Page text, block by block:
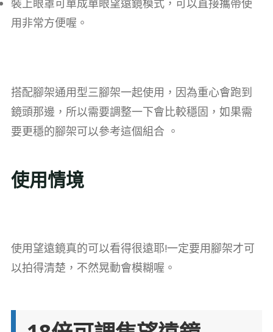
裝上眼罩可單成單眼望遠鏡模式，可以直接攜帶使
用非常方便喔。
搭配腳架通用型三腳架一起使用，因為重心會跑到
鏡頭那邊，所以需要調整一下會比較穩固，如果需
要更穩的腳架可以參考這個組合 。
使用情境
使用望遠鏡真的可以看得很遠耶!一定要用腳架才可
以拍得清楚，不然晃動會模糊喔。